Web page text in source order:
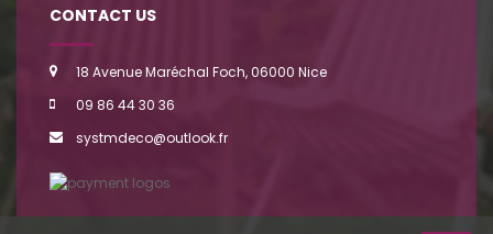
CONTACT US
18 Avenue Maréchal Foch, 06000 Nice
09 86 44 30 36
systmdeco@outlook.fr